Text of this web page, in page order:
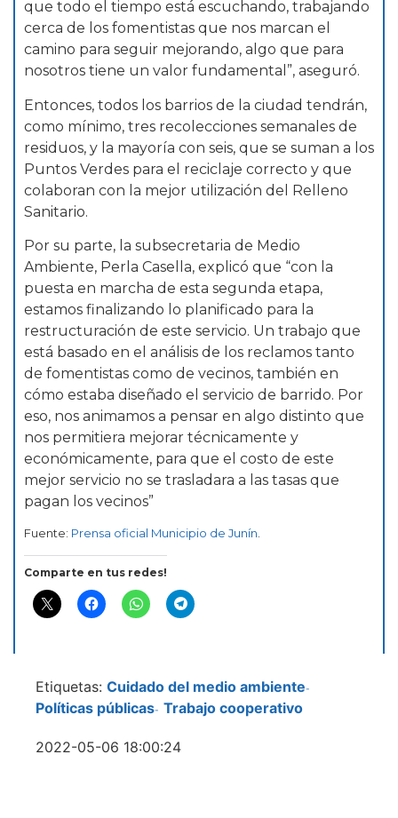
que todo el tiempo está escuchando, trabajando
cerca de los fomentistas que nos marcan el
camino para seguir mejorando, algo que para
nosotros tiene un valor fundamental”, aseguró.
Entonces, todos los barrios de la ciudad tendrán,
como mínimo, tres recolecciones semanales de
residuos, y la mayoría con seis, que se suman a los
Puntos Verdes para el reciclaje correcto y que
colaboran con la mejor utilización del Relleno
Sanitario.
Por su parte, la subsecretaria de Medio
Ambiente, Perla Casella, explicó que “con la
puesta en marcha de esta segunda etapa,
estamos finalizando lo planificado para la
restructuración de este servicio. Un trabajo que
está basado en el análisis de los reclamos tanto
de fomentistas como de vecinos, también en
cómo estaba diseñado el servicio de barrido. Por
eso, nos animamos a pensar en algo distinto que
nos permitiera mejorar técnicamente y
económicamente, para que el costo de este
mejor servicio no se trasladara a las tasas que
pagan los vecinos”
Fuente: Prensa oficial Municipio de Junín.
Comparte en tus redes!
Etiquetas: Cuidado del medio ambiente-
Políticas públicas- Trabajo cooperativo
2022-05-06 18:00:24